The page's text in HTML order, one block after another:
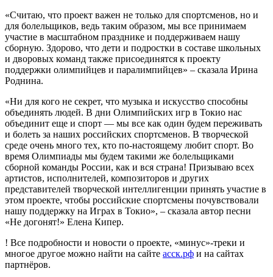
«Считаю, что проект важен не только для спортсменов, но и
для болельщиков, ведь таким образом, мы все принимаем
участие в масштабном празднике и поддерживаем нашу
сборную. Здорово, что дети и подростки в составе школьных
и дворовых команд также присоединятся к проекту
поддержки олимпийцев и паралимпийцев» – сказала Ирина
Роднина.
«Ни для кого не секрет, что музыка и искусство способны
объединять людей. В дни Олимпийских игр в Токио нас
объединит еще и спорт — мы все как один будем переживать
и болеть за наших российских спортсменов. В творческой
среде очень много тех, кто по-настоящему любит спорт. Во
время Олимпиады мы будем такими же болельщиками
сборной команды России, как и вся страна! Призываю всех
артистов, исполнителей, композиторов и других
представителей творческой интеллигенции принять участие в
этом проекте, чтобы российские спортсмены почувствовали
нашу поддержку на Играх в Токио», – сказала автор песни
«Не догонят!» Елена Кипер.
! Все подробности и новости о проекте, «минус»-треки и
многое другое можно найти на сайте асск.рф и на сайтах
партнёров.